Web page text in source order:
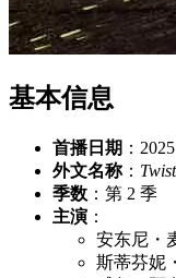
基本信息
首播日期 ：
外文名称：
季数 ：第 2 季
主演 ：
安东尼・
斯蒂芬妮